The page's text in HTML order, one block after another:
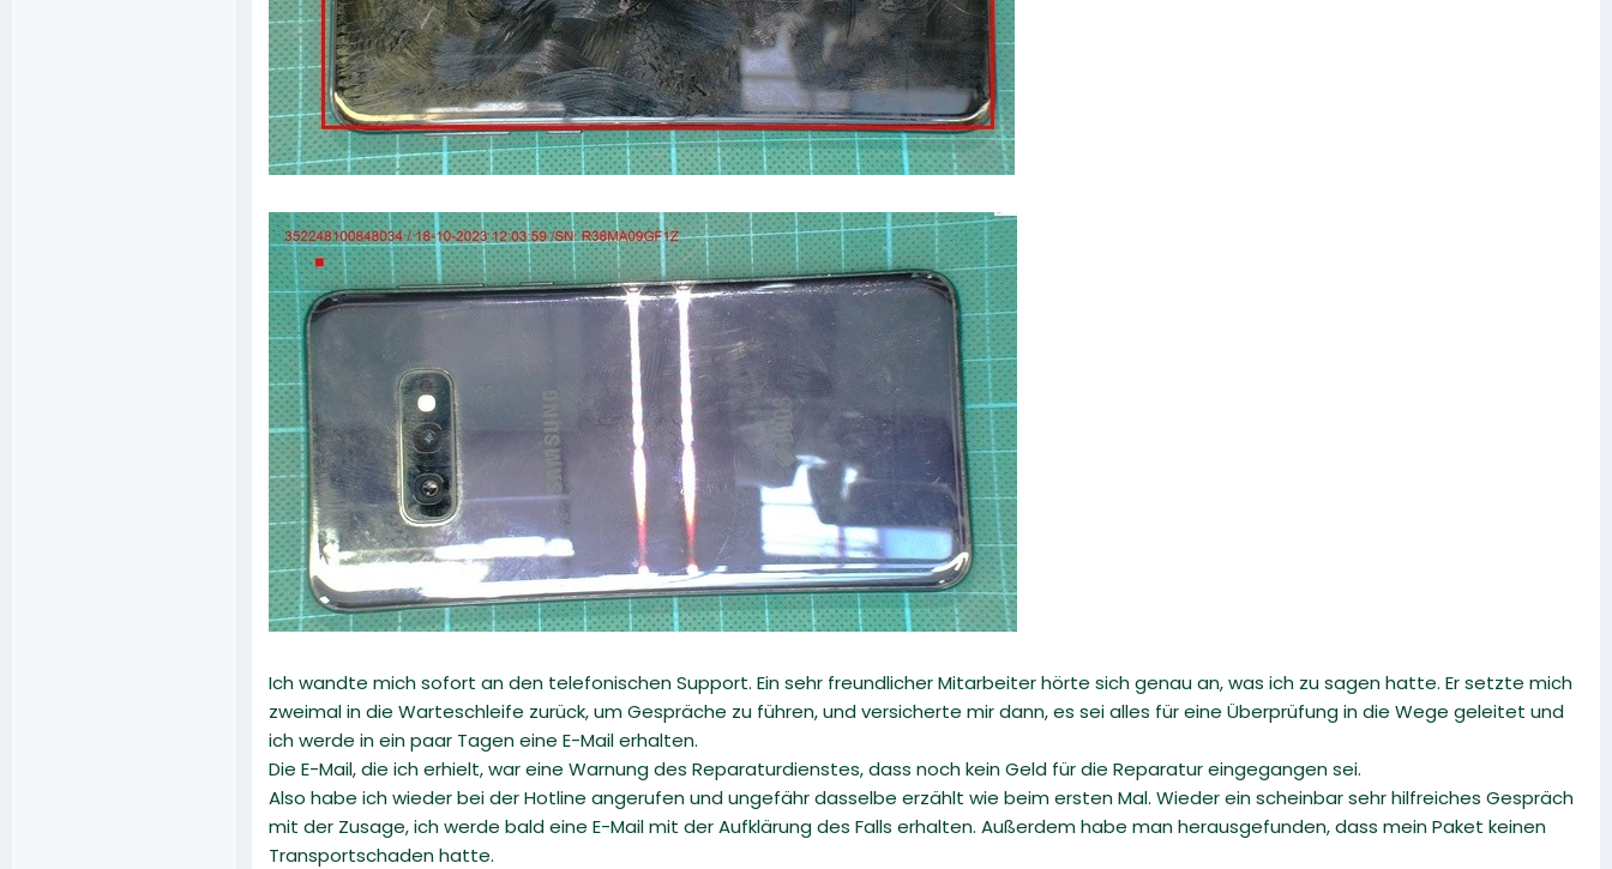
Ich wandte mich sofort an den telefonischen Support. Ein sehr freundlicher Mitarbeiter hörte sich genau an, was ich zu sagen hatte. Er setzte mich
zweimal in die Warteschleife zurück, um Gespräche zu führen, und versicherte mir dann, es sei alles für eine Überprüfung in die Wege geleitet und
ich werde in ein paar Tagen eine E-Mail erhalten.
Die E-Mail, die ich erhielt, war eine Warnung des Reparaturdienstes, dass noch kein Geld für die Reparatur eingegangen sei.
Also habe ich wieder bei der Hotline angerufen und ungefähr dasselbe erzählt wie beim ersten Mal. Wieder ein scheinbar sehr hilfreiches Gespräch
mit der Zusage, ich werde bald eine E-Mail mit der Aufklärung des Falls erhalten. Außerdem habe man herausgefunden, dass mein Paket keinen
Transportschaden hatte.